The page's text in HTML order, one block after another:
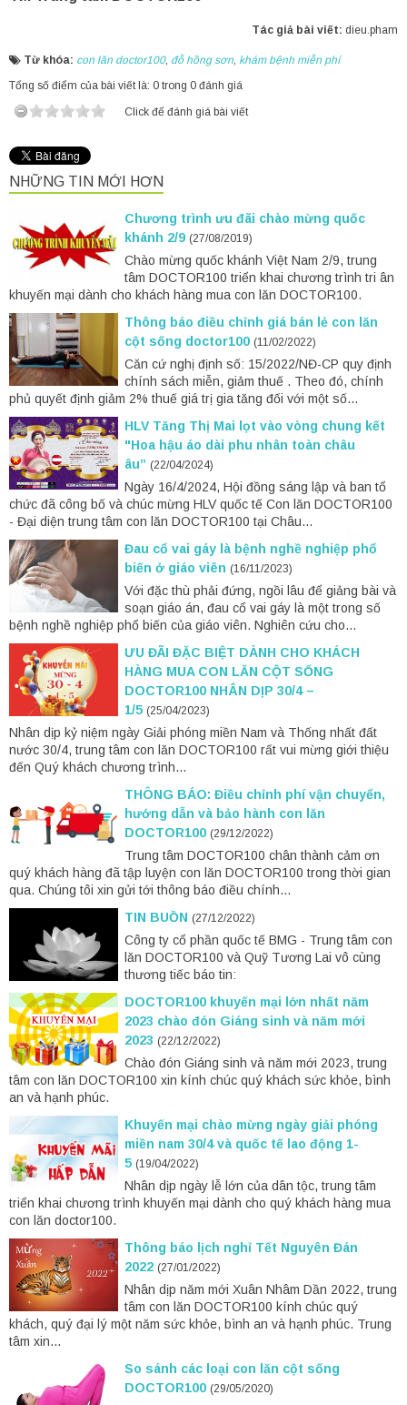
Tác giả bài viết: dieu.pham
Từ khóa: con lăn doctor100, đỗ hồng sơn khám bệnh miễn phí
Tổng số điểm của bài viết là: 0 trong 0 đánh giá
Click để đánh giá bài viết
NHỮNG TIN MỚI HƠN
Chương trình ưu đãi chào mừng quốc
khánh 2/9 (27/08/2019)
Chào mừng quốc khánh Việt Nam 2/9, trung
tâm DOCTOR100 triển khai chương trình tri ân
khuyến mại dành cho khách hàng mua con lăn DOCTOR100.
Thông báo điều chỉnh giá bán lẻ con lăn
cột sống doctor100 (11/02/2022)
Căn cứ nghị định số: 15/2022/NĐ-CP quy định
chính sách miễn, giảm thuế . Theo đó, chính
phủ quyết định giảm 2% thuế giá trị gia tăng đối với một số...
HLV Tăng Thị Mai lọt vào vòng chung kết
"Hoa hậu áo dài phu nhân toàn châu
âu” (22/04/2024)
Ngày 16/4/2024, Hội đồng sáng lập và ban tổ
chức đã công bố và chúc mừng HLV quốc tế Con lăn DOCTOR100
- Đại diện trung tâm con lăn DOCTOR100 tại Châu...
Đau cổ vai gáy là bệnh nghề nghiệp phổ
biến ở giáo viên (16/11/2023)
Với đặc thù phải đứng, ngồi lâu để giảng bài và
soạn giáo án, đau cổ vai gáy là một trong số
bệnh nghề nghiệp phổ biến của giáo viên. Nghiên cứu cho...
ƯU ĐÃI ĐẶC BIỆT DÀNH CHO KHÁCH
HÀNG MUA CON LĂN CỘT SỐNG
DOCTOR100 NHÂN DỊP 30/4 –
1/5 (25/04/2023)
Nhân dịp kỷ niệm ngày Giải phóng miền Nam và Thống nhất đất
nước 30/4, trung tâm con lăn DOCTOR100 rất vui mừng giới thiệu
đến Quý khách chương trình...
THÔNG BÁO: Điều chỉnh phí vận chuyển,
hướng dẫn và bảo hành con lăn
DOCTOR100 (29/12/2022)
Trung tâm DOCTOR100 chân thành cảm ơn
quý khách hàng đã tập luyện con lăn DOCTOR100 trong thời gian
qua. Chúng tôi xin gửi tới thông báo điều chính...
TIN BUỒN (27/12/2022)
Công ty cổ phần quốc tế BMG - Trung tâm con
lăn DOCTOR100 và Quỹ Tương Lai vô cùng
thương tiếc báo tin:
DOCTOR100 khuyến mại lớn nhất năm
2023 chào đón Giáng sinh và năm mới
2023 (22/12/2022)
Chào đón Giáng sinh và năm mới 2023, trung
tâm con lăn DOCTOR100 xin kính chúc quý khách sức khỏe, bình
an và hạnh phúc.
Khuyến mại chào mừng ngày giải phóng
miền nam 30/4 và quốc tế lao động 1-
5 (19/04/2022)
Nhân dịp ngày lễ lớn của dân tộc, trung tâm
triển khai chương trình khuyến mại dành cho quý khách hàng mua
con lăn doctor100.
Thông báo lịch nghỉ Tết Nguyên Đán
2022 (27/01/2022)
Nhân dịp năm mới Xuân Nhâm Dần 2022, trung
tâm con lăn DOCTOR100 kính chúc quý
khách, quý đại lý một năm sức khỏe, bình an và hạnh phúc. Trung
tâm xin...
So sánh các loại con lăn cột sống
DOCTOR100 (29/05/2020)